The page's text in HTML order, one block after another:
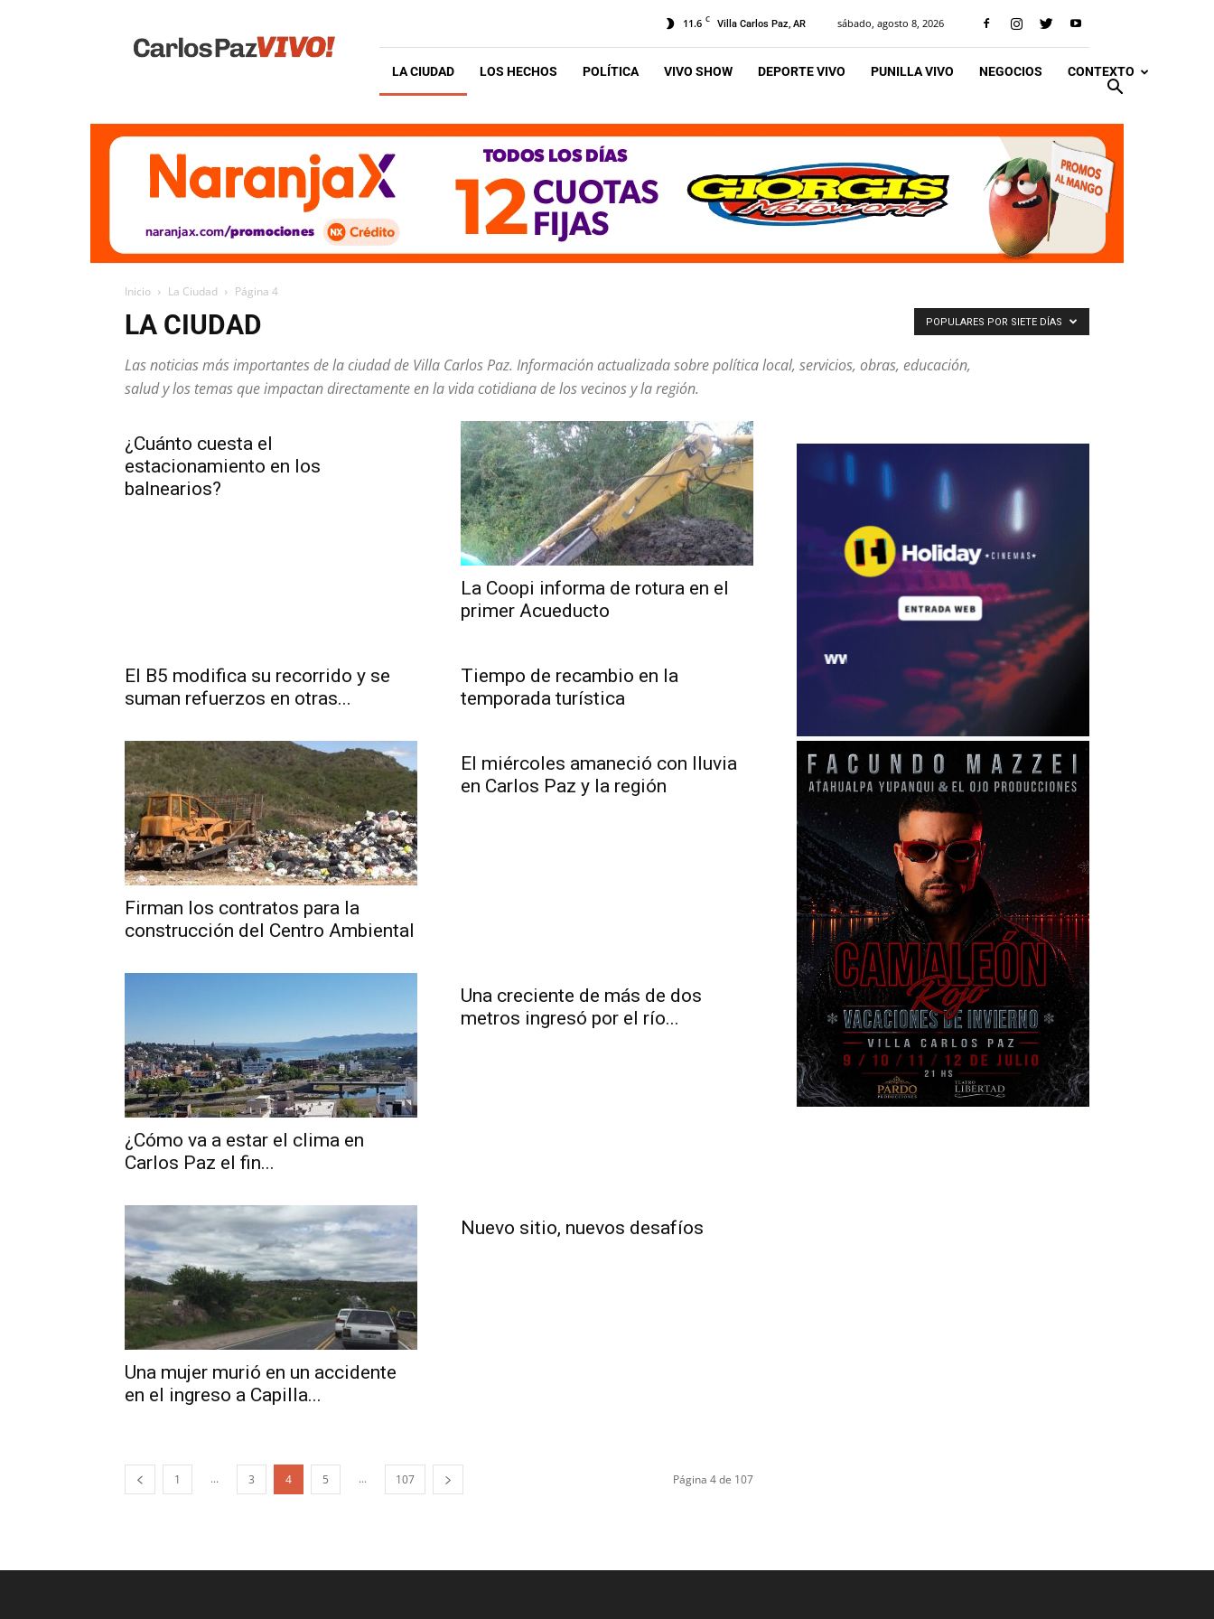
Vivo
11.6 C Villa Carlos Paz, AR sábado, agosto 8, 2026
LA CIUDAD LOS HECHOS POLÍTICA VIVO SHOW DEPORTE VIVO PUNILLA VIVO NEGOCIOS CONTEXTO
Inicio La Ciudad Página 4
LA CIUDAD
Las noticias más importantes de la ciudad de Villa Carlos Paz. Información actualizada sobre política local, servicios, obras, educación,
salud y los temas que impactan directamente en la vida cotidiana de los vecinos y la región.
POPULARES POR SIETE DÍAS
¿Cuánto cuesta el
estacionamiento en los
balnearios?
La Coopi informa de rotura en el
primer Acueducto
El B5 modifica su recorrido y se
suman refuerzos en otras...
Tiempo de recambio en la
temporada turística
Firman los contratos para la
construcción del Centro Ambiental
El miércoles amaneció con lluvia
en Carlos Paz y la región
¿Cómo va a estar el clima en
Carlos Paz el fin...
Una creciente de más de dos
metros ingresó por el río...
Una mujer murió en un accidente
en el ingreso a Capilla...
Nuevo sitio, nuevos desafíos
1 ... 3 4 5 ... 107 Página 4 de 107